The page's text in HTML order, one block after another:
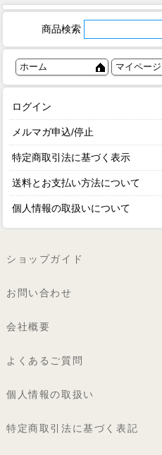
商品検索
ホーム マイページ
ログイン
メルマガ申込/停止
特定商取引法に基づく表示
送料とお支払い方法について
個人情報の取扱いについて
ショップガイド
お問い合わせ
会社概要
よくあるご質問
個人情報の取扱い
特定商取引法に基づく表記